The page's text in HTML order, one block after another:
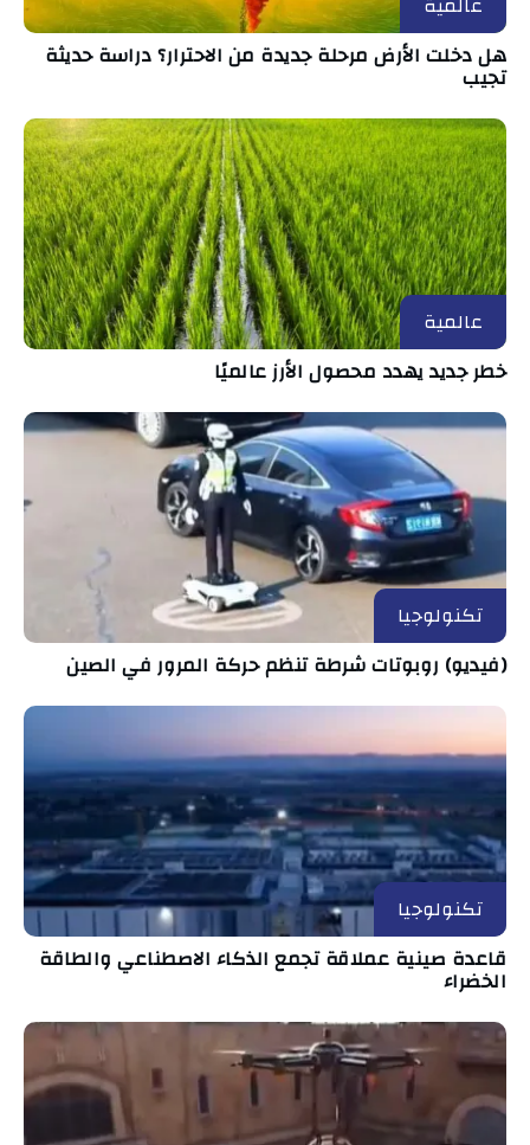
هل دخلت الأرض مرحلة جديدة من الاحترار؟ دراسة حديثة
تجيب
عالمية
خطر جديد يهدد محصول الأرز عالميًا
تكنولوجيا
(فيديو) روبوتات شرطة تنظم حركة المرور في الصين
تكنولوجيا
قاعدة صينية عملاقة تجمع الذكاء الاصطناعي والطاقة
الخضراء